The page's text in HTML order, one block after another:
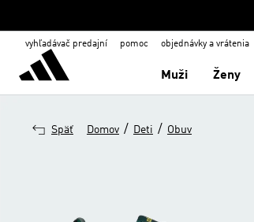
vyhľadávač predajní pomoc objednávky a vrátenia
Muži Ženy
Späť Domov / Deti / Obuv